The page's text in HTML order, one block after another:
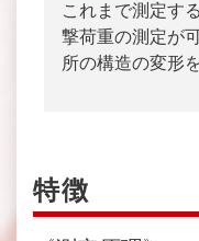
これまで測定す
撃荷重の測定が
所の構造の変形
特徴